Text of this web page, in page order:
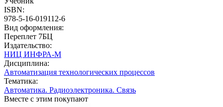
ISBN:
978-5-16-019112-6
Вид оформления:
Переплет 7БЦ
Издательство:
НИЦ ИНФРА-М
Дисциплина:
Автоматизация технологических процессов
Тематика:
Автоматика. Радиоэлектроника. Связь
Вместе с этим покупают